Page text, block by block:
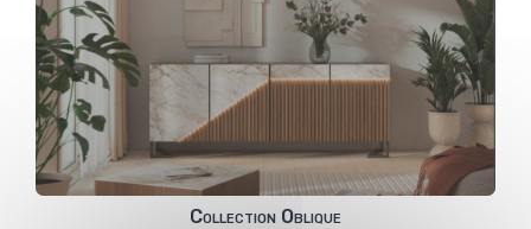
Collection Oblique